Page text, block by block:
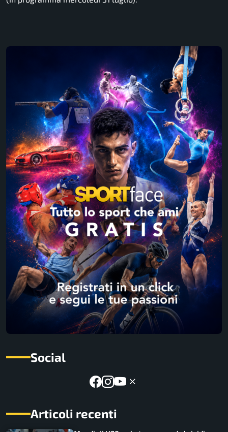
Social
Articoli recenti